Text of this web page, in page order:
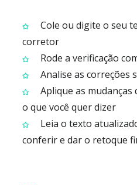
Cole ou digite o seu
corretor
Rode a verificação
Analise as correções
Aplique as
o que você quer dizer
Leia o texto
conferir e dar o retoque